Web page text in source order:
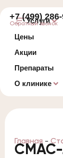
Услуги
Цены
Акции
Препараты
О клинике
+7 (499)
Обратный звонок
Главная -
СМАС-